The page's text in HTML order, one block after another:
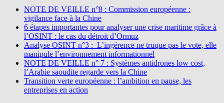
NOTE DE VEILLE n°8 : Commission européenne :
vigilance face à la Chine
6 étapes importantes pour analyser une crise maritime grâce à
l’OSINT : le cas du détroit d’Ormuz
Analyse OSINT n°3 : L’ingérence ne truque pas le vote, elle
manipule l’environnement informationnel
NOTE DE VEILLE n° 7 : Systèmes antidrones low cost,
l’Arabie saoudite regarde vers la Chine
Transition verte européenne : l’ambition en pause, les
entreprises en action